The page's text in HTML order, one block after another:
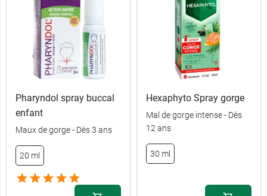
Pharyndol spray buccal
enfant
Maux de gorge - Dès 3 ans
20 ml
Hexaphyto Spray gorge
Mal de gorge intense - Dès
12 ans
30 ml